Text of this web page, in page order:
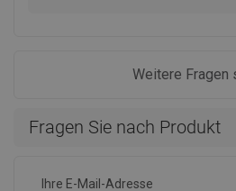
Weitere Fragen
Fragen Sie nach Produkt